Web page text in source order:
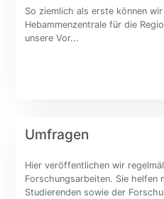
So ziemlich als erste können
Hebammenzentrale für die
unsere Vor...
Umfragen
Hier veröffentlichen wir
Forschungsarbeiten. Sie helfen
Studierenden sowie der